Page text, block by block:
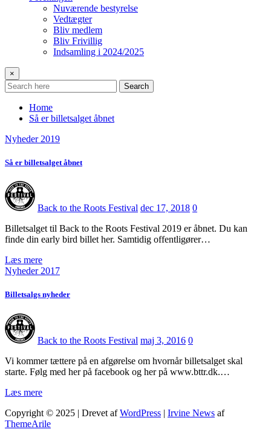
Nuværende bestyrelse
Vedtægter
Bliv medlem
Bliv Frivillig
Indsamling i 2024/2025
×
Search
Home
Så er billetsalget åbnet
Nyheder 2019
Så er billetsalget åbnet
Back to the Roots Festival dec 17, 2018 0
Billetsalget til Back to the Roots Festival 2019 er åbnet. Du kan
finde din early bird billet her. Samtidig offentligører…
Læs mere
Nyheder 2017
Billetsalgs nyheder
Back to the Roots Festival maj 3, 2016 0
Vi kommer tættere på en afgørelse om hvornår billetsalget skal
starte. Følg med her på facebook og her på www.bttr.dk.…
Læs mere
Copyright © 2025 | Drevet afWordPress | Irvine News af
ThemeArile